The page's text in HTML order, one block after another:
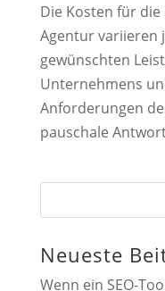
Die Kosten für
Agentur variieren
gewünschten
Unternehmens
Anforderungen
pauschale
Neueste
Wenn ein SEO-